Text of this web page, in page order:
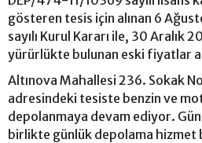
gösteren tesis için alınan 6
sayılı Kurul Kararı ile, 30 Aralık
yürürlükte bulunan eski fiyatlar
Altınova Mahallesi 236. Sokak
adresindeki tesiste benzin ve
depolanmaya devam ediyor.
birlikte günlük depolama hizmet